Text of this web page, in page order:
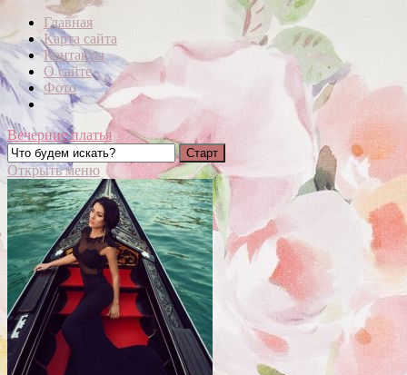
Главная
Карта сайта
Контакты
О сайте
Фото
Вечерние платья
Открыть меню